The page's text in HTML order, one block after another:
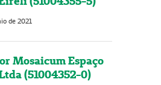
de 2021
Mosaicum Espaço
(51004352-0)